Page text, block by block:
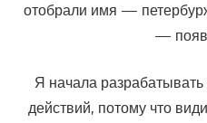
отобрали имя —
—
Я начала
действий, потому что